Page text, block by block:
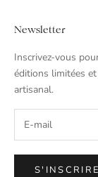
Newsletter
Inscrivez-vous
éditions limitées
artisanal.
S'INSCRIRE